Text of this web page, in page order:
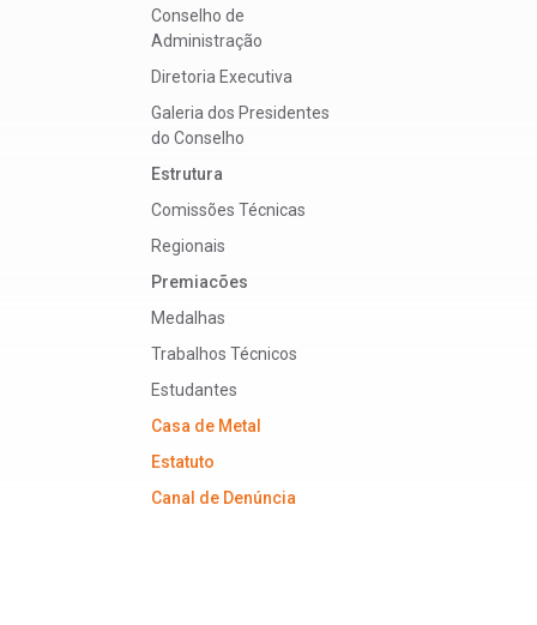
Conselho de
Administração
Diretoria Executiva
Galeria dos Presidentes
do Conselho
Estrutura
Comissões Técnicas
Regionais
Premiacões
Medalhas
Trabalhos Técnicos
Estudantes
Casa de Metal
Estatuto
Canal de Denúncia